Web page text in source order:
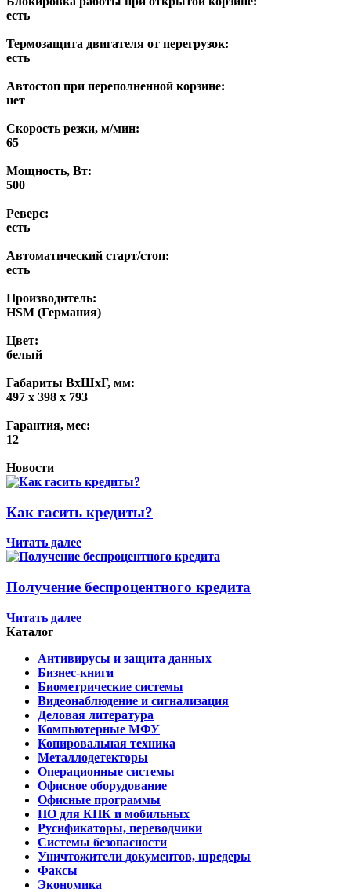
есть
Термозащита двигателя от перегрузок:
есть
Автостоп при переполненной корзине:
нет
Скорость резки, м/мин:
65
Мощность, Вт:
500
Реверс:
есть
Автоматический старт/стоп:
есть
Производитель:
HSM (Германия)
Цвет:
белый
Габариты ВхШхГ, мм:
497 х 398 х 793
Гарантия, мес:
12
Новости
Как гасить кредиты?
Читать далее
Получение беспроцентного кредита
Читать далее
Каталог
Антивирусы и защита данных
Бизнес-книги
Биометрические системы
Видеонаблюдение и сигнализация
Деловая литература
Компьютерные МФУ
Копировальная техника
Металлодетекторы
Операционные системы
Офисное оборудование
Офисные программы
ПО для КПК и мобильных
Русификаторы, переводчики
Системы безопасности
Уничтожители документов, шредеры
Факсы
Экономика